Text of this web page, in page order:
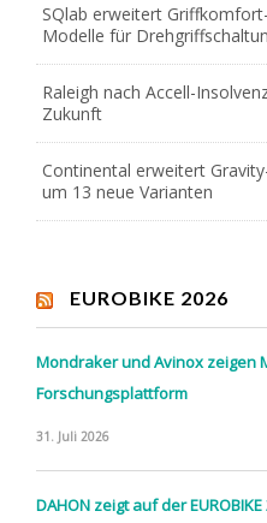
SQlab erweitert
Modelle für
Raleigh nach Accell-
Zukunft
Continental erweitert
um 13 neue Varianten
EUROBIKE 2026
Mondraker und Avinox zeigen
Forschungsplattform
31. Juli 2026
DAHON zeigt auf der